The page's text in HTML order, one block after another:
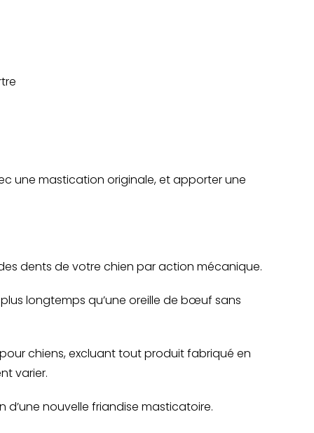
une mastication originale, et apporter une
dents de votre chien par action mécanique.
longtemps qu’une oreille de bœuf sans
chiens, excluant tout produit fabriqué en
varier.
nouvelle friandise masticatoire.